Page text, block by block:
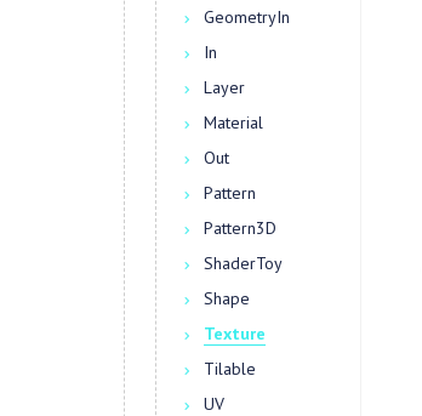
GeometryIn
In
Layer
Material
Out
Pattern
Pattern3D
ShaderToy
Shape
Texture
Tilable
UV